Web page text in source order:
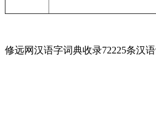
修远网汉语字词典收录72225条汉